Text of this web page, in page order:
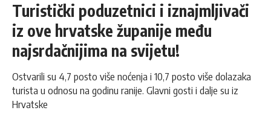
Turistički poduzetnici i iznajmljivači
iz ove hrvatske županije među
najsrdačnijima na svijetu!
Ostvarili su 4,7 posto više noćenja i 10,7 posto više dolazaka
turista u odnosu na godinu ranije. Glavni gosti i dalje su iz
Hrvatske